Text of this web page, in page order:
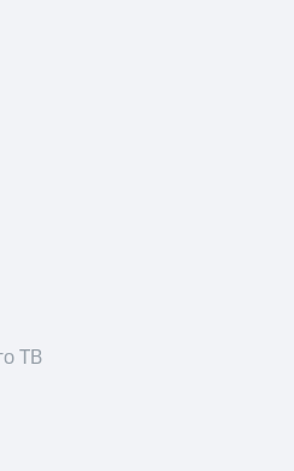
ТВ